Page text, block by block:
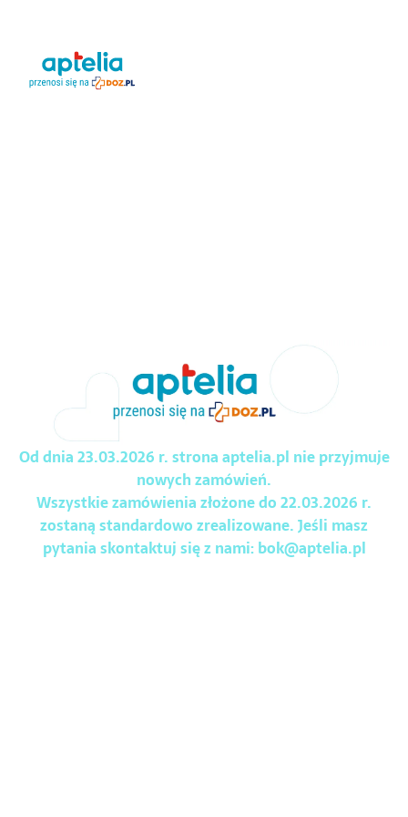
Od dnia 23.03.2026 r. strona aptelia.pl nie przyjmuje
nowych zamówień.
Wszystkie zamówienia złożone do 22.03.2026 r.
zostaną standardowo zrealizowane. Jeśli masz
pytania skontaktuj się z nami:bok@aptelia.pl